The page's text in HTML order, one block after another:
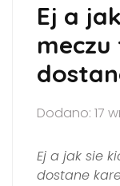
Ej a
Dodano: 17
Ej a jak sie
dostane